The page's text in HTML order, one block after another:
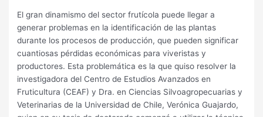
El gran dinamismo del sector frutícola puede llegar a
generar problemas en la identificación de las plantas
durante los procesos de producción, que pueden significar
cuantiosas pérdidas económicas para viveristas y
productores. Esta problemática es la que quiso resolver la
investigadora del Centro de Estudios Avanzados en
Fruticultura (CEAF) y Dra. en Ciencias Silvoagropecuarias y
Veterinarias de la Universidad de Chile, Verónica Guajardo,